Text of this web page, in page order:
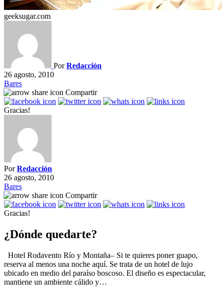
geeksugar.com
PorRedacción
26 agosto, 2010
Bares
Compartir
Gracias!
PorRedacción
26 agosto, 2010
Bares
Compartir
Gracias!
¿Dónde quedarte?
Hotel Rodavento Río y Montaña– Si te quieres poner guapo,
reserva al menos una noche aquí. Se trata de un hotel de lujo
ubicado en medio del paraíso boscoso. El diseño es espectacular,
mantiene un ambiente cálido y…